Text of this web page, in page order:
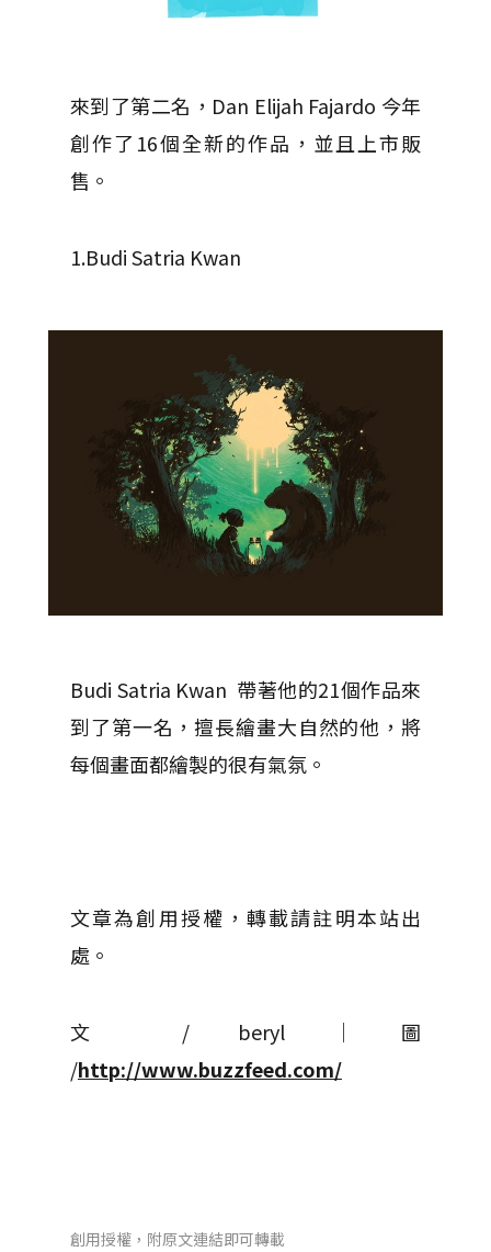
來到了第二名，Dan Elijah Fajardo 今年
創作了16個全新的作品，並且上市販
售。
1.Budi Satria Kwan
Budi Satria Kwan 帶著他的21個作品來
到了第一名，擅長繪畫大自然的他，將
每個畫面都繪製的很有氣氛。
文章為創用授權，轉載請註明本站出
處。
文 / beryl │ 圖
/http://www.buzzfeed.com/
創用授權，附原文連結即可轉載